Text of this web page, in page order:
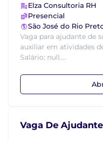
Elza Consultoria RH
Presencial
São José do Rio
Vaga para ajudante de
auxiliar em atividades
Salário: null....
Vaga De